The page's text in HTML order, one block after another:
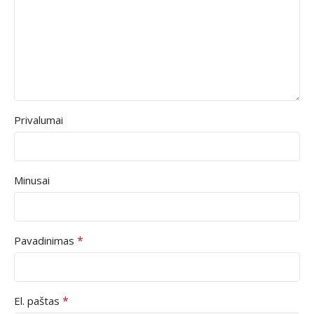
Privalumai
Minusai
Pavadinimas *
El. paštas *